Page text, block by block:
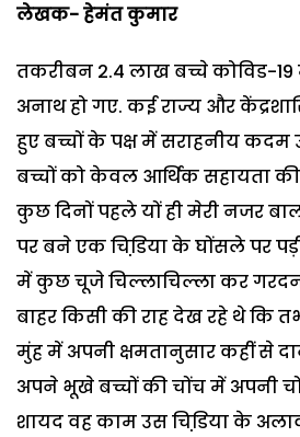
लेखक- हेमंत कुमार
तकरीबन 2.4 लाख बच्चे कोविड-
अनाथ हो गए. कई राज्य और
हुए बच्चों के पक्ष में सराहनीय
बच्चों को केवल आर्थिक सहायता
कुछ दिनों पहले यों ही मेरी नजर
पर बने एक चिडि़या के घोंसले पर
में कुछ चूजे चिल्लाचिल्ला कर
बाहर किसी की राह देख रहे थे कि
मुंह में अपनी क्षमतानुसार कहीं से
अपने भूखे बच्चों की चोंच में अपनी
शायद वह काम उस चिडि़या के